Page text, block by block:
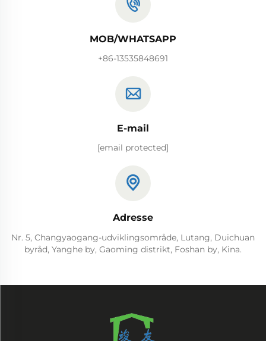
MOB/WHATSAPP
+86-13535848691
E-mail
[email protected]
Adresse
Nr. 5, Changyaogang-udviklingsområde, Lutang, Duichuan
byråd, Yanghe by, Gaoming distrikt, Foshan by, Kina.